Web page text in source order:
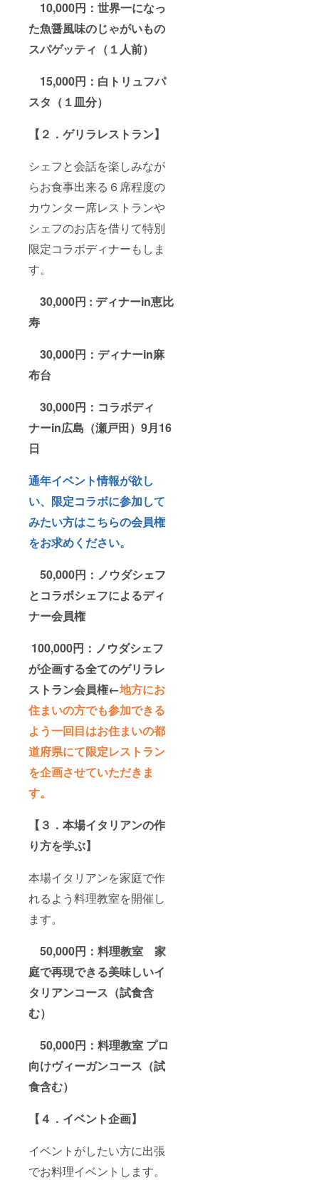
10,000円：世界一になっ
た魚醤風味のじゃがいもの
スパゲッティ（１人前）
15,000円：白トリュフパ
スタ（１皿分）
【２．ゲリラレストラン】
シェフと会話を楽しみなが
らお食事出来る６席程度の
カウンター席レストランや
シェフのお店を借りて特別
限定コラボディナーもしま
す。
30,000円 : ディナーin恵比
寿
30,000円：ディナーin麻
布台
30,000円：コラボディ
ナーin広島（瀬戸田）9月16
日
通年イベント情報が欲し
い、限定コラボに参加して
みたい方はこちらの会員権
をお求めください。
50,000円：ノウダシェフ
とコラボシェフによるディ
ナー会員権
100,000円：ノウダシェフ
が企画する全てのゲリラレ
ストラン会員権←地方にお
住まいの方でも参加できる
よう一回目はお住まいの都
道府県にて限定レストラン
を企画させていただきま
す。
【３．本場イタリアンの作
り方を学ぶ】
本場イタリアンを家庭で作
れるよう料理教室を開催し
ます。
50,000円：料理教室 家
庭で再現できる美味しいイ
タリアンコース（試食含
む）
50,000円：料理教室 プロ
向けヴィーガンコース（試
食含む）
【４．イベント企画】
イベントがしたい方に出張
でお料理イベントします。